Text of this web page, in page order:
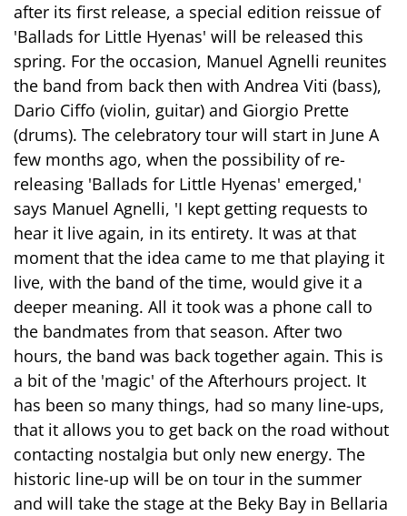
after its first release, a special edition reissue of
'Ballads for Little Hyenas' will be released this
spring. For the occasion, Manuel Agnelli reunites
the band from back then with Andrea Viti (bass),
Dario Ciffo (violin, guitar) and Giorgio Prette
(drums). The celebratory tour will start in June A
few months ago, when the possibility of re-
releasing 'Ballads for Little Hyenas' emerged,'
says Manuel Agnelli, 'I kept getting requests to
hear it live again, in its entirety. It was at that
moment that the idea came to me that playing it
live, with the band of the time, would give it a
deeper meaning. All it took was a phone call to
the bandmates from that season. After two
hours, the band was back together again. This is
a bit of the 'magic' of the Afterhours project. It
has been so many things, had so many line-ups,
that it allows you to get back on the road without
contacting nostalgia but only new energy. The
historic line-up will be on tour in the summer
and will take the stage at the Beky Bay in Bellaria